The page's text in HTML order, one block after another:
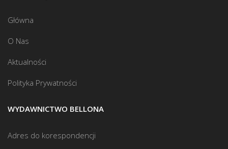
Główna
O Nas
Aktualności
Polityka Prywatności
WYDAWNICTWO BELLONA
Adres do korespondencji